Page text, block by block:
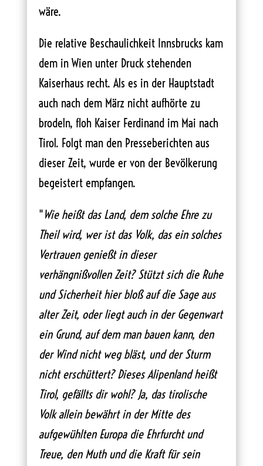
wäre.
Die relative Beschaulichkeit Innsbrucks kam
dem in Wien unter Druck stehenden
Kaiserhaus recht. Als es in der Hauptstadt
auch nach dem März nicht aufhörte zu
brodeln, floh Kaiser Ferdinand im Mai nach
Tirol. Folgt man den Presseberichten aus
dieser Zeit, wurde er von der Bevölkerung
begeistert empfangen.
"Wie heißt das Land, dem solche Ehre zu
Theil wird, wer ist das Volk, das ein solches
Vertrauen genießt in dieser
verhängnißvollen Zeit? Stützt sich die Ruhe
und Sicherheit hier bloß auf die Sage aus
alter Zeit, oder liegt auch in der Gegenwart
ein Grund, auf dem man bauen kann, den
der Wind nicht weg bläst, und der Sturm
nicht erschüttert? Dieses Alipenland heißt
Tirol, gefällts dir wohl? Ja, das tirolische
Volk allein bewährt in der Mitte des
aufgewühlten Europa die Ehrfurcht und
Treue, den Muth und die Kraft für sein